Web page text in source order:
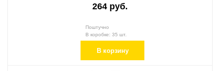
264 руб.
Поштучно
В коробке: 35 шт.
В корзину